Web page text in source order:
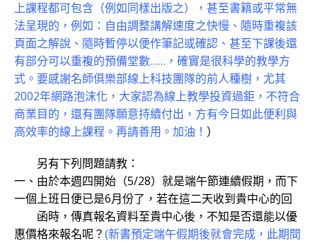
上課程都可包含（例如同樣出版之），甚至書籍或平常無
法呈現的，例如：自由調整講解速度之快慢、隨時重複該
頁面之解說、隨時暫停以便作筆記或確認、甚至下課後還
有部分可以重複的預備堂數……，確實是很科學的教學方
式。要感謝名師俱樂部線上科技團隊的前人種樹，尤其
2002年網路泡沫化，大家認為線上教學投資過鉅，不符合
商業目的，還有團隊願意持續付出，方有今日如此便利與
高效率的線上課程。再請善用。加油！ ）
另有下列問題請教：
一、由於本週四開始（5/28）就是端午節連續假期，而下
一個上班日便已是6月份了，若在這二天收到貴中心的回
函時，傳真報名資料至貴中心後，不知是否還能以優
惠價格來報名呢？(新書預定端午假期後就會完成，此期間